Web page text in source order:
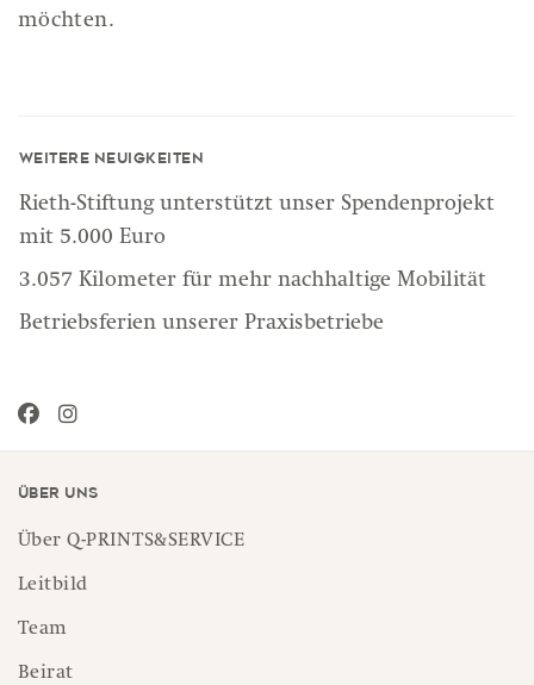
möchten.
Weitere Neuigkeiten
Rieth-Stiftung unterstützt unser Spendenprojekt
mit 5.000 Euro
3.057 Kilometer für mehr nachhaltige Mobilität
Betriebsferien unserer Praxisbetriebe
Über uns
Über Q-PRINTS&SERVICE
Leitbild
Team
Beirat